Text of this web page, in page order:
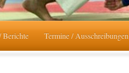
Berichte Termine / Ausschreibungen